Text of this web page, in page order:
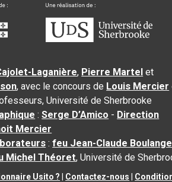
Laganière, Pierre Martel et
, avec le concours de Louis Mercier
Université de Sherbrooke
:Serge D’Amico - Direction
Mercier
:feu Jean-Claude
Michel Théoret, Université de
Usito ? Contactez-nous